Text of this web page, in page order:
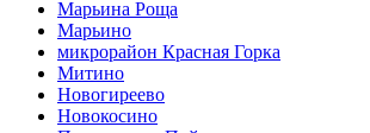
Марьина Роща
Марьино
микрорайон Красная Горка
Митино
Новогиреево
Новокосино